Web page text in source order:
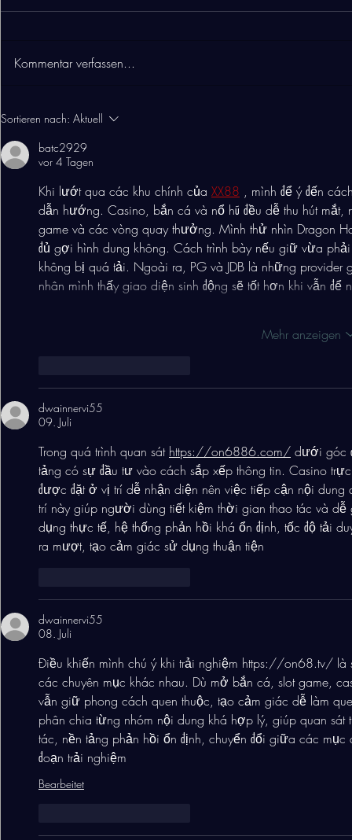
Die Qualität unserer Speisen und
Herzen. Beim Tee sind wir extrem
pingelig :-) Wir sind der festen
einer ausreichenden Menge Wasser
Das Eaton
Kommentar verfassen...
Sortieren nach: Aktuell
batc2929
vor 4 Tagen
Khi lướt qua các khu chính của XX88 , mình để ý đến
dẫn hướng. Casino, bắn cá và nổ hũ đều dễ thu hút
game và các vòng quay thưởng. Mình thử nhìn Dragon
đủ gợi hình dung không. Cách trình bày nếu giữ vừa
không bị quá tải. Ngoài ra, PG và JDB là những
nhân mình thấy giao diện sinh động sẽ tốt hơn khi vẫn
Mehr anzeigen
dwainnervi55
09. Juli
Trong quá trình quan sát https://on6886.com/ dưới góc
tảng có sự đầu tư vào cách sắp xếp thông tin. Casino
được đặt ở vị trí dễ nhận diện nên việc tiếp cận nội
trí này giúp người dùng tiết kiệm thời gian thao tác và
dụng thực tế, hệ thống phản hồi khá ổn định, tốc độ tải
ra mượt, tạo cảm giác sử dụng thuận tiện
dwainnervi55
08. Juli
Điều khiến mình chú ý khi trải nghiệm https://on68.tv/ là
các chuyên mục khác nhau. Dù mở bắn cá, slot game,
vẫn giữ phong cách quen thuộc, tạo cảm giác dễ làm
phân chia từng nhóm nội dung khá hợp lý, giúp quan sát
tác, nền tảng phản hồi ổn định, chuyển đổi giữa các
đoạn trải nghiệm
Bearbeitet